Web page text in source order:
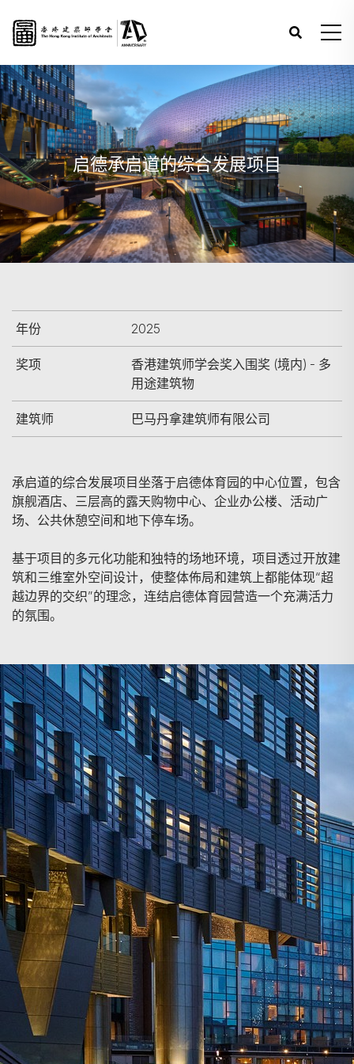
启德承启道的综合发展项目
年份 2025
奖项
香港建筑师学会奖入围奖 (境内) - 多
用途建筑物
建筑师 巴马丹拿建筑师有限公司
承启道的综合发展项目坐落于启德体育园的中心位置，包含
旗舰酒店、三层高的露天购物中心、企业办公楼、活动广
场、公共休憩空间和地下停车场。
基于项目的多元化功能和独特的场地环境，项目透过开放建
筑和三维室外空间设计，使整体佈局和建筑上都能体现“超
越边界的交织”的理念，连结启德体育园营造一个充满活力
的氛围。